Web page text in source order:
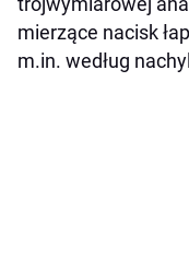
mierzące nacisk
m.in. według